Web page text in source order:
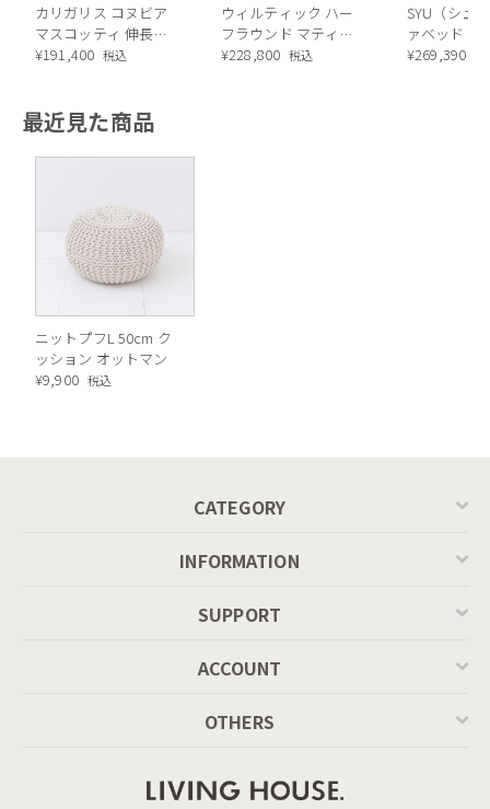
カリガリス コヌビア
マスコッティ 伸長・
昇降式テーブル ／
P201
¥191,400 税込
ウィルティック ハー
フラウンド マティエ
ラ塗装 ダイニングテ
¥228,800 税込
SYU（シュ
ァベッド（
ル）190cm
¥269,390
最近見た商品
ニットプフL 50cm ク
ッション オットマン
¥9,900 税込
CATEGORY
INFORMATION
SUPPORT
ACCOUNT
OTHERS